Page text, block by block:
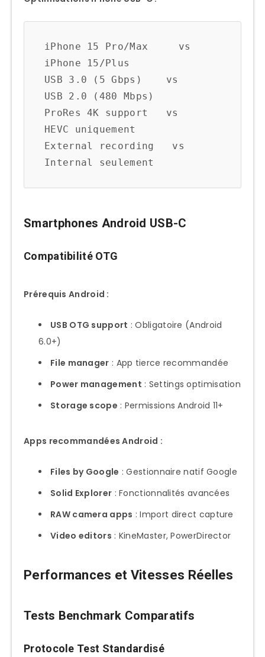
iPhone 15 Pro/Max     vs
iPhone 15/Plus
USB 3.0 (5 Gbps)    vs
USB 2.0 (480 Mbps)
ProRes 4K support   vs
HEVC uniquement
External recording   vs
Smartphones Android USB-C
Compatibilité OTG
Prérequis Android :
USB OTG support : Obligatoire (Android
6.0+)
File manager : App tierce recommandée
Power management : Settings optimisation
Storage scope : Permissions Android 11+
Apps recommandées Android :
Files by Google : Gestionnaire natif Google
Solid Explorer : Fonctionnalités avancées
RAW camera apps : Import direct capture
Video editors : KineMaster, PowerDirector
Performances et Vitesses Réelles
Tests Benchmark Comparatifs
Protocole Test Standardisé